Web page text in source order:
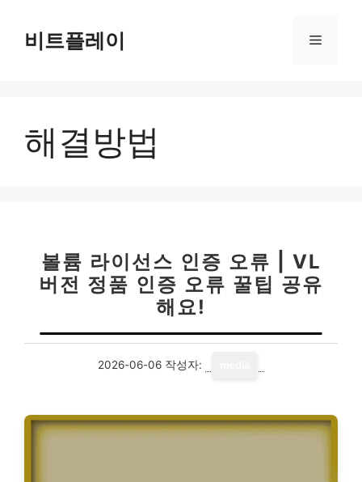
비트플레이 메
해결방법
볼륨 라이선스 인증 오류 | VL
버전 정품 인증 오류 꿀팁 공유
해요!
2026-06-06 작성자: